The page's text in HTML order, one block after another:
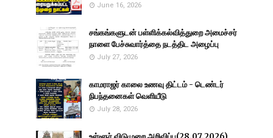
June 16, 2026
சங்கங்களுடன் பள்ளிக்கல்வித்துறை அமைச்சர்
நாளை பேச்சுவார்த்தை நடத்திட அழைப்பு
July 27, 2026
காமராஜர் காலை உணவு திட்டம் - டெண்டர்
நிபந்தனைகள் வெளியீடு
July 28, 2026